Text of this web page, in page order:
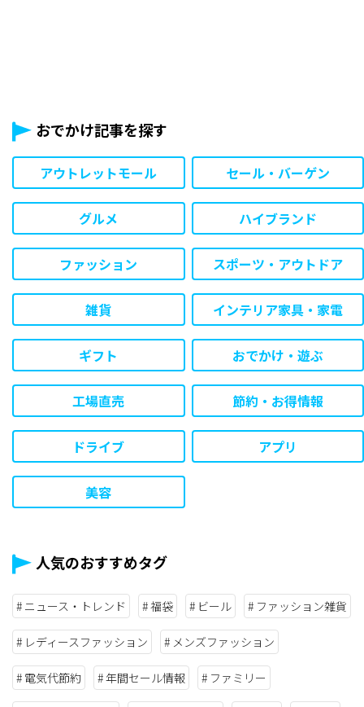
おでかけ記事を探す
アウトレットモール セール・バーゲン
グルメ ハイブランド
ファッション スポーツ・アウトドア
雑貨 インテリア家具・家電
ギフト おでかけ・遊ぶ
工場直売 節約・お得情報
ドライブ アプリ
美容
人気のおすすめタグ
ニュース・トレンド 福袋 ビール ファッション雑貨
レディースファッション メンズファッション
電気代節約 年間セール情報 ファミリー